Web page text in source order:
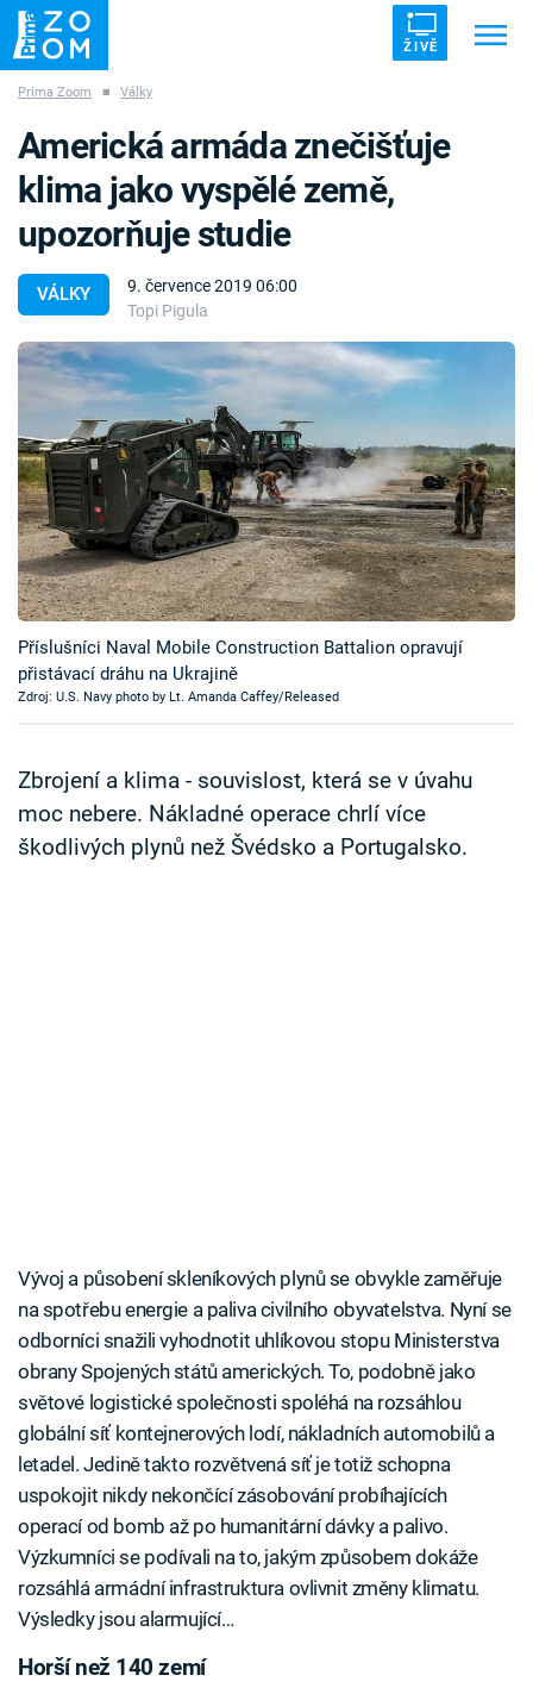
ŽIVĚ
ZÁHADY VETŘELCI DÁVNOVĚKU
Témata
Témata
Pořady
TV Program
Časopis
Sledujte prima+
Přihlášení
Sledujte nás
Prima Zoom ■ Války
VÁLKY
9. července 2019 06:00
Topi Pigula
Americká armáda znečišťuje
klima jako vyspělé země,
upozorňuje studie
Příslušníci Naval Mobile Construction Battalion opravují
přistávací dráhu na Ukrajině
Zdroj: U.S. Navy photo by Lt. Amanda Caffey/Released
Zbrojení a klima - souvislost, která se v úvahu
moc nebere. Nákladné operace chrlí více
škodlivých plynů než Švédsko a Portugalsko.
Vývoj a působení skleníkových plynů se obvykle zaměřuje
na spotřebu energie a paliva civilního obyvatelstva. Nyní se
odborníci snažili vyhodnotit uhlíkovou stopu Ministerstva
obrany Spojených států amerických. To, podobně jako
světové logistické společnosti spoléhá na rozsáhlou
globální síť kontejnerových lodí, nákladních automobilů a
letadel. Jedině takto rozvětvená síť je totiž schopna
uspokojit nikdy nekončící zásobování probíhajících
operací od bomb až po humanitární dávky a palivo.
Výzkumníci se podívali na to, jakým způsobem dokáže
rozsáhlá armádní infrastruktura ovlivnit změny klimatu.
Výsledky jsou alarmující…
Horší než 140 zemí